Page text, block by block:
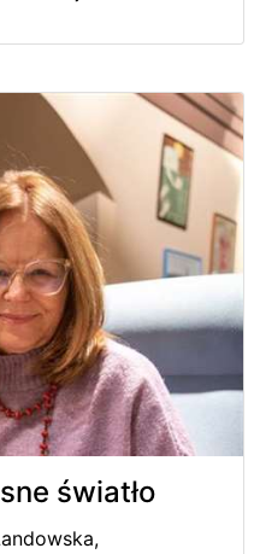
światło